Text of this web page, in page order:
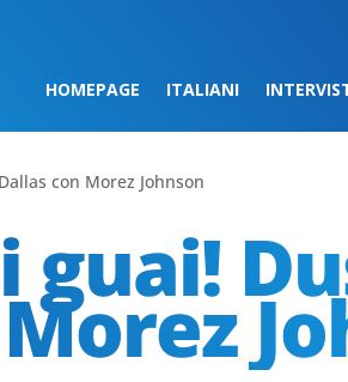
HOMEPAGE ITALIANI
con Morez Johnson
guai!